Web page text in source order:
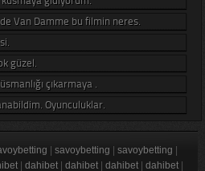
Van Damme bu filmin neres.
güzel.
çıkarmaya .
Oyunculuklar.
| savoybetting | savoybetting |
| dahibet| dahibet| dahibet| dahibet|